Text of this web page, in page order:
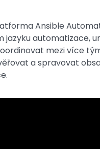
Ansible
jazyku automatizace,
mezi více
a spravovat